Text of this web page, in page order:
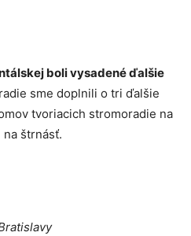
boli vysadené ďalšie
sme doplnili o tri ďalšie
tvoriacich stromoradie na
štrnásť.